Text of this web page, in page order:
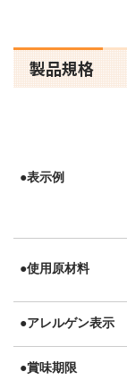
製品規格
●表示例
●使用原材料
●アレルゲン表示
●賞味期限